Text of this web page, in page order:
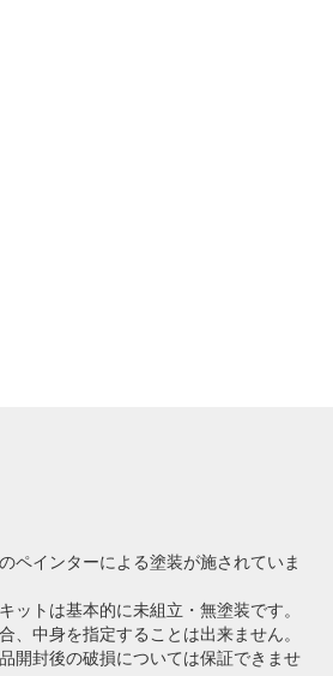
ペインターによる塗装が施されていま
ットは基本的に未組立・無塗装です。
、中身を指定することは出来ません。
開封後の破損については保証できませ